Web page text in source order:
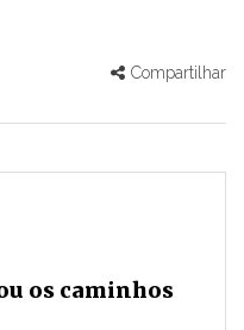
Compartilhar
os caminhos